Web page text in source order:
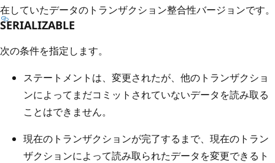
在していたデータのトランザクション整合性バージョンです。
SERIALIZABLE
次の条件を指定します。
ステートメントは、変更されたが、他のトランザクショ
ンによってまだコミットされていないデータを読み取る
ことはできません。
現在のトランザクションが完了するまで、現在のトラン
ザクションによって読み取られたデータを変更できるト